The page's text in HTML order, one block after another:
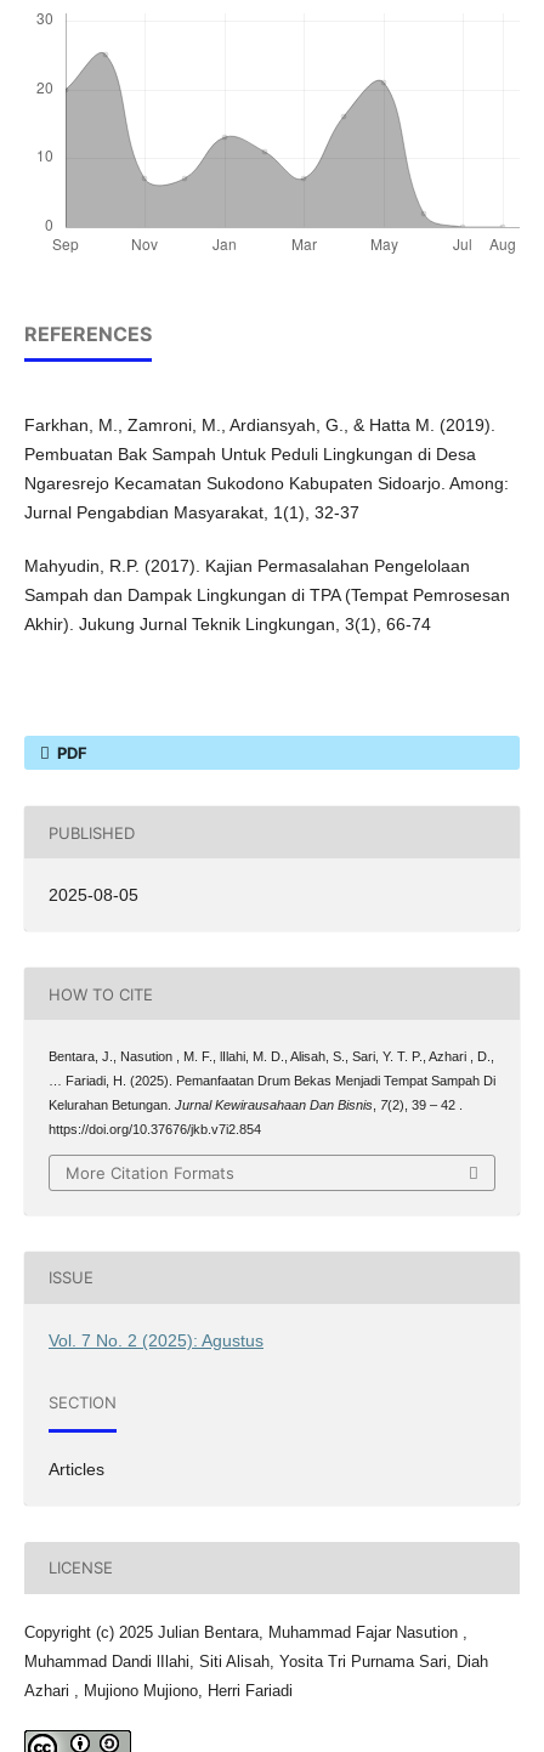
REFERENCES
Farkhan, M., Zamroni, M., Ardiansyah, G., & Hatta M. (2019).
Pembuatan Bak Sampah Untuk Peduli Lingkungan di Desa
Ngaresrejo Kecamatan Sukodono Kabupaten Sidoarjo. Among:
Jurnal Pengabdian Masyarakat, 1(1), 32-37
Mahyudin, R.P. (2017). Kajian Permasalahan Pengelolaan
Sampah dan Dampak Lingkungan di TPA (Tempat Pemrosesan
Akhir). Jukung Jurnal Teknik Lingkungan, 3(1), 66-74
PDF
PUBLISHED
2025-08-05
HOW TO CITE
Bentara, J., Nasution , M. F., lIlahi, M. D., Alisah, S., Sari, Y. T. P., Azhari , D.,
… Fariadi, H. (2025). Pemanfaatan Drum Bekas Menjadi Tempat Sampah Di
Kelurahan Betungan. Jurnal Kewirausahaan Dan Bisnis, 7(2), 39 – 42 .
https://doi.org/10.37676/jkb.v7i2.854
More Citation Formats
ISSUE
Vol. 7 No. 2 (2025): Agustus
SECTION
Articles
LICENSE
Copyright (c) 2025 Julian Bentara, Muhammad Fajar Nasution ,
Muhammad Dandi lIlahi, Siti Alisah, Yosita Tri Purnama Sari, Diah
Azhari , Mujiono Mujiono, Herri Fariadi